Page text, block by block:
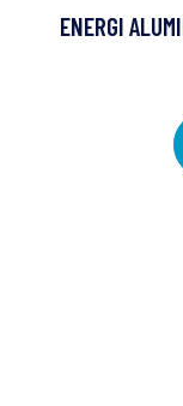
ENERGI